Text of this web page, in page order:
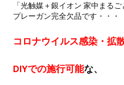
「光触媒＋銀イオン 家中まる
プレーガン完全欠品です・・・
コロナウイルス感染・拡
DIYでの施行可能な、